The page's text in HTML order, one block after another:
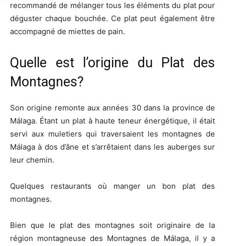
recommandé de mélanger tous les éléments du plat pour
déguster chaque bouchée. Ce plat peut également être
accompagné de miettes de pain.
Quelle est l’origine du Plat des
Montagnes?
Son origine remonte aux années 30 dans la province de
Málaga. Étant un plat à haute teneur énergétique, il était
servi aux muletiers qui traversaient les montagnes de
Málaga à dos d’âne et s’arrêtaient dans les auberges sur
leur chemin.
Quelques restaurants où manger un bon plat des
montagnes.
Bien que le plat des montagnes soit originaire de la
région montagneuse des Montagnes de Málaga, il y a